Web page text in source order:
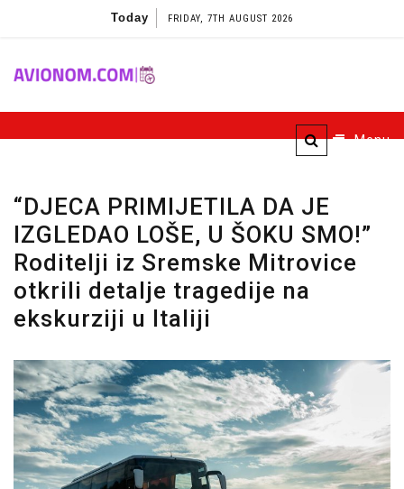
Today FRIDAY, 7TH AUGUST 2026
Avionom
Menu
“DJECA PRIMIJETILA DA JE
IZGLEDAO LOŠE, U ŠOKU SMO!”
Roditelji iz Sremske Mitrovice
otkrili detalje tragedije na
ekskurziji u Italiji